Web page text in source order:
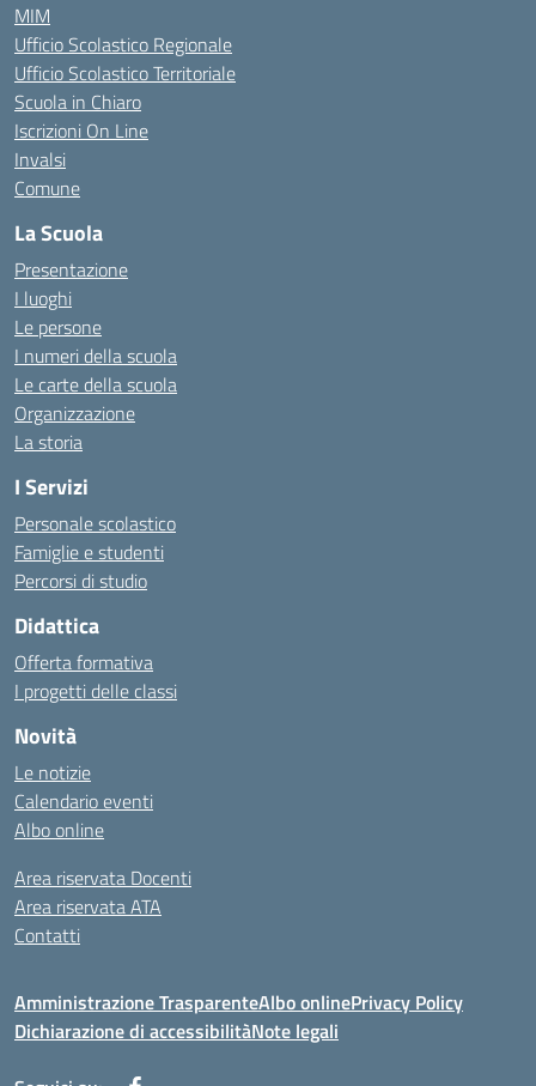
MIM
Ufficio Scolastico Regionale
Ufficio Scolastico Territoriale
Scuola in Chiaro
Iscrizioni On Line
Invalsi
Comune
La Scuola
Presentazione
I luoghi
Le persone
I numeri della scuola
Le carte della scuola
Organizzazione
La storia
I Servizi
Personale scolastico
Famiglie e studenti
Percorsi di studio
Didattica
Offerta formativa
I progetti delle classi
Novità
Le notizie
Calendario eventi
Albo online
Area riservata Docenti
Area riservata ATA
Contatti
Amministrazione TrasparenteAlbo onlinePrivacy Policy
Dichiarazione di accessibilitàNote legali